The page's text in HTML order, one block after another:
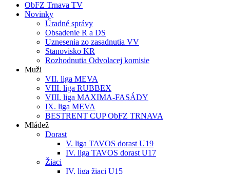
ObFZ Trnava TV
Novinky
Úradné správy
Obsadenie R a DS
Uznesenia zo zasadnutia VV
Stanovisko KR
Rozhodnutia Odvolacej komisie
Muži
VII. liga MEVA
VIII. liga RUBBEX
VIII. liga MAXIMA-FASÁDY
IX. liga MEVA
BESTRENT CUP ObFZ TRNAVA
Mládež
Dorast
V. liga TAVOS dorast U19
IV. liga TAVOS dorast U17
Žiaci
IV. liga žiaci U15